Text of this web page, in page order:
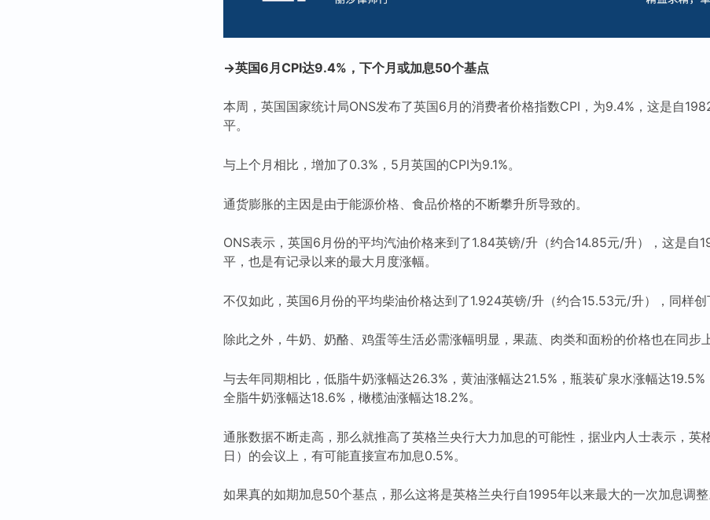
→英国6月CPI达9.4%，下个月或加息50个基点
本周，英国国家统计局ONS发布了英国6月的消费者价格指数CPI，为9.4%，这是自
平。
与上个月相比，增加了0.3%，5月英国的CPI为9.1%。
通货膨胀的主因是由于能源价格、食品价格的不断攀升所导致的。
ONS表示，英国6月份的平均汽油价格来到了1.84英镑/升（约合14.85元/升），这是自
平，也是有记录以来的最大月度涨幅。
不仅如此，英国6月份的平均柴油价格达到了1.924英镑/升（约合15.53元/升），同样创
除此之外，牛奶、奶酪、鸡蛋等生活必需涨幅明显，果蔬、肉类和面粉的价格也在同步上
与去年同期相比，低脂牛奶涨幅达26.3%，黄油涨幅达21.5%，瓶装矿泉水涨幅达19.5%
全脂牛奶涨幅达18.6%，橄榄油涨幅达18.2%。
通胀数据不断走高，那么就推高了英格兰央行大力加息的可能性，据业内人士表示，英
日）的会议上，有可能直接宣布加息0.5%。
如果真的如期加息50个基点，那么这将是英格兰央行自1995年以来最大的一次加息调整